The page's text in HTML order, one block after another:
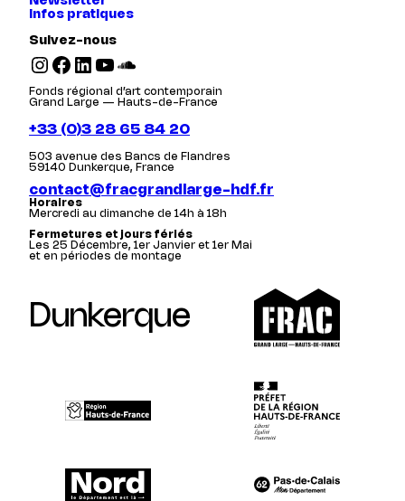
Infos pratiques
Suivez-nous
Instagram Facebook LinkedIn YouTube SoundCloud
Fonds régional d’art contemporain
Grand Large — Hauts-de-France
+33 (0)3 28 65 84 20
503 avenue des Bancs de Flandres
59140 Dunkerque, France
contact@fracgrandlarge-hdf.fr
Horaires
Mercredi au dimanche de 14h à 18h
Fermetures et jours fériés
Les 25 Décembre, 1er Janvier et 1er Mai
et en périodes de montage
Dunkerque